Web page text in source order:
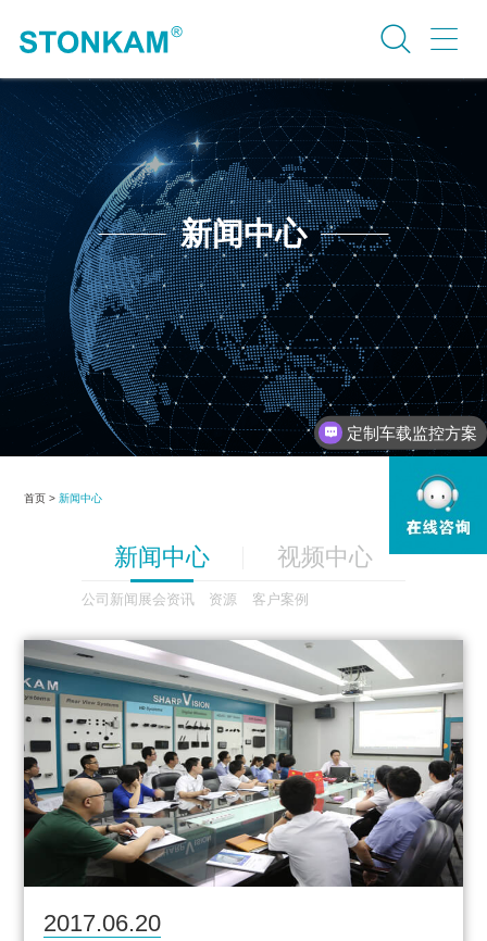
新闻中心
首页 > 新闻中心
新闻中心
公司新闻 展会资讯 资源 客户案例
视频中心
2017.06.20
定制车载监控方案
行业案例介绍